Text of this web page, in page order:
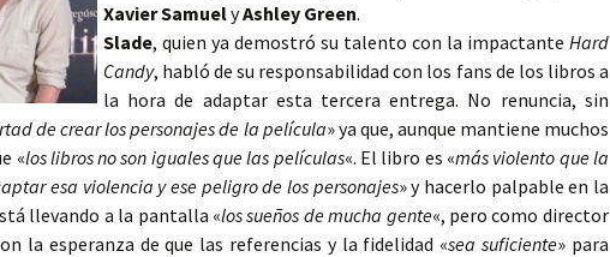
Xavier SamuelyAshley Green.
Slade, quien ya demostró su talento con la impactante Hard
Candy, habló de su responsabilidad con los fans de los libros a
la hora de adaptar esta tercera entrega. No renuncia, sin
de crear los personajes de la película» ya que, aunque mantiene muchos
«los libros no son iguales que las películas«. El libro es «más violento que la
esa violencia y ese peligro de los personajes» y hacerlo palpable en la
llevando a la pantalla «los sueños de mucha gente«, pero como director
la esperanza de que las referencias y la fidelidad «sea suficiente» para